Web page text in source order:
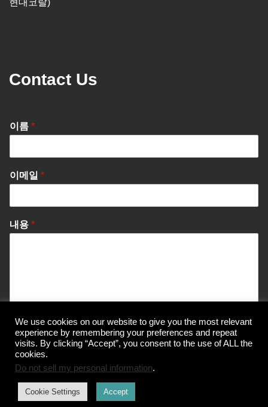
현대코랄)
Contact Us
이름 *
이메일 *
내용 *
Send Message
© Korea Information Center for The 3Rs
We use cookies on our website to give you the most relevant
experience by remembering your preferences and repeat
visits. By clicking “Accept”, you consent to the use of ALL the
cookies.
Do not sell my personal information.
Cookie Settings Accept